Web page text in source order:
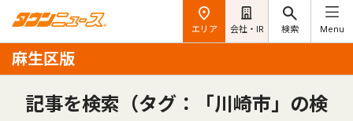
エリア 会社・IR 検索 Menu
麻生区版
記事を検索（タグ：「川崎市」の検